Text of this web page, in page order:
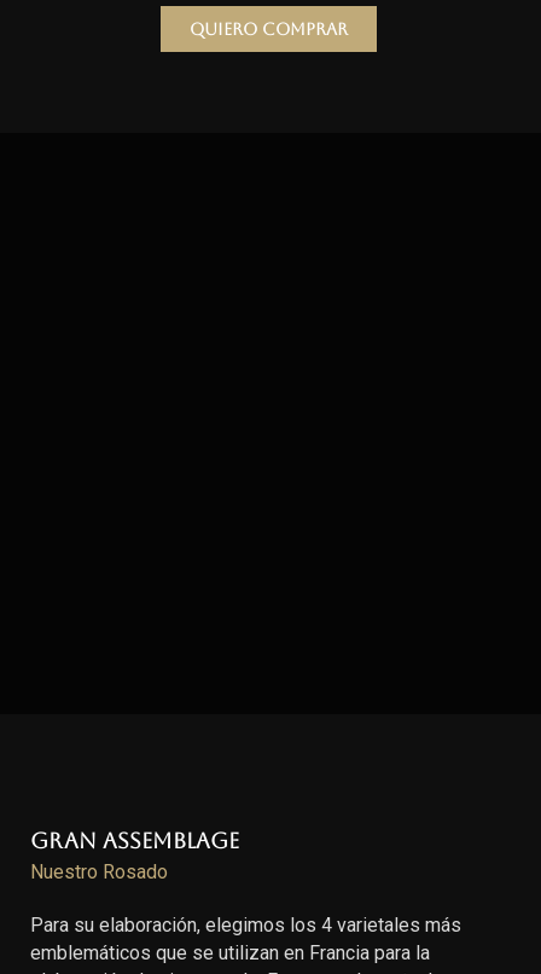
Quiero comprar
Gran Assemblage
Nuestro Rosado
Para su elaboración, elegimos los 4 varietales más
emblemáticos que se utilizan en Francia para la